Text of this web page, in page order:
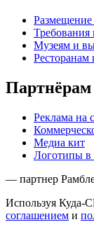
Требования
Музеям и
Ресторанам
Партнёрам
Реклама на
Медиа кит
Логотипы в
— партнер
Используя Куда-
соглашением и